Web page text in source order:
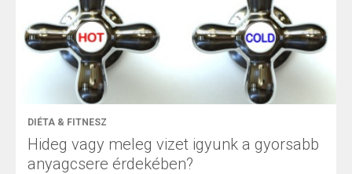
DIÉTA & FITNESZ
Hideg vagy meleg vizet igyunk a gyorsabb
anyagcsere érdekében?